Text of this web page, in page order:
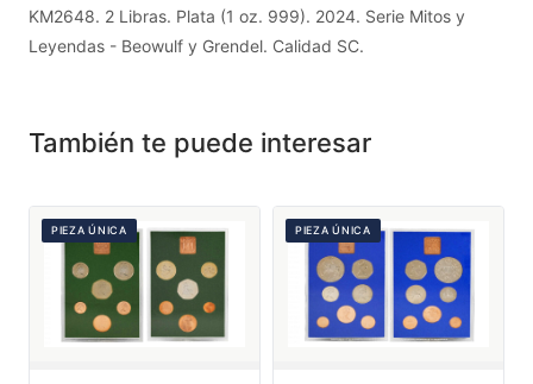
KM2648. 2 Libras. Plata (1 oz. 999). 2024. Serie Mitos y
Leyendas - Beowulf y Grendel. Calidad SC.
También te puede interesar
PIEZA ÚNICA PIEZA ÚNICA